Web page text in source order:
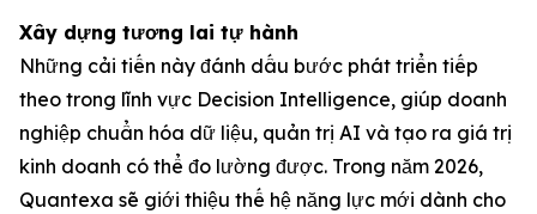
Xây dựng tương lai tự hành
Những cải tiến này đánh dấu bước phát triển tiếp
theo trong lĩnh vực Decision Intelligence, giúp doanh
nghiệp chuẩn hóa dữ liệu, quản trị AI và tạo ra giá trị
kinh doanh có thể đo lường được. Trong năm 2026,
Quantexa sẽ giới thiệu thế hệ năng lực mới dành cho